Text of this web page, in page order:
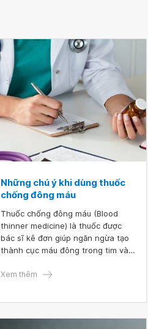
Những chú ý khi dùng thuốc
chống đông máu
Thuốc chống đông máu (Blood
thinner medicine) là thuốc được
bác sĩ kê đơn giúp ngăn ngừa tạo
thành cục máu đông trong tim và
những biến cố như nhồi máu, đột
Xem thêm